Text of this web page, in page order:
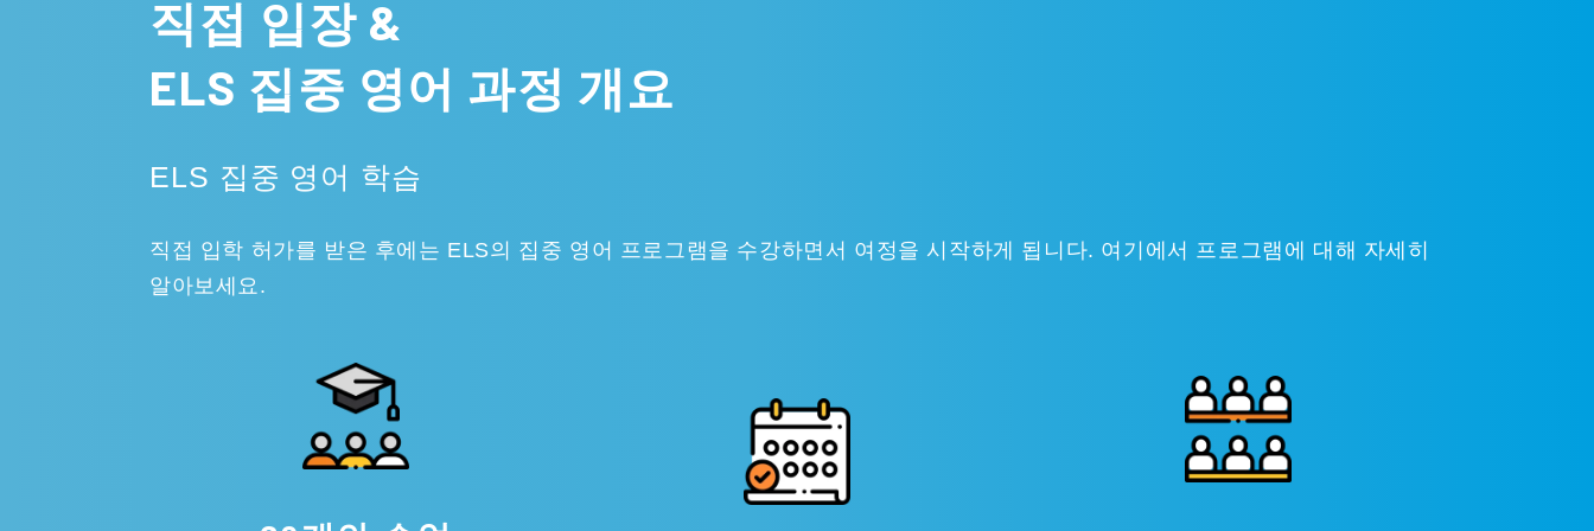
직접 입장 &
ELS 집중 영어 과정 개요
ELS 집중 영어 학습
직접 입학 허가를 받은 후에는 ELS의 집중 영어 프로그램을 수강하면서 여정을 시작하게 됩니다. 여기에서 프로그램에 대해 자세히
알아보세요.